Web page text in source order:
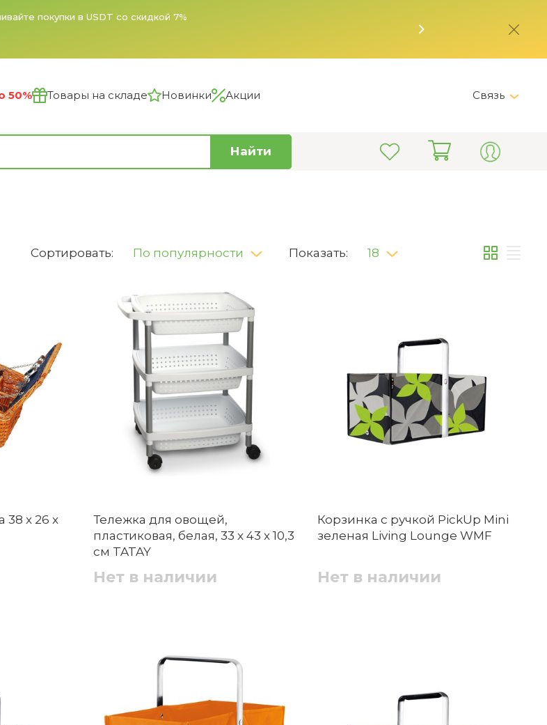
покупки в USDT со скидкой 7%
50% Товары на складе Новинки Акции Связь
Telegram
Найти
Сортировать: По популярности Показать: 18
38 x 26 x
Тележка для овощей,
пластиковая, белая, 33 x 43 x 10,3
см TATAY
Нет в наличии
Корзинка с ручкой PickUp Mini
зеленая Living Lounge WMF
Нет в наличии